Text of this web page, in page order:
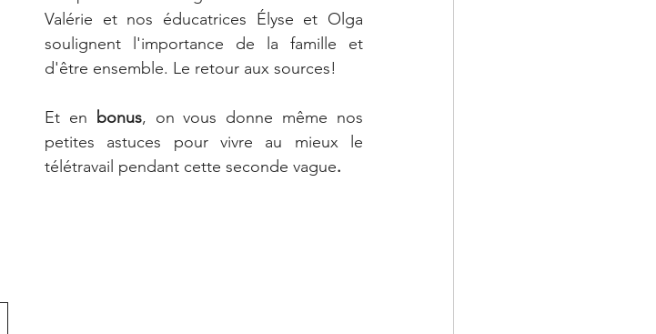
Valérie et nos éducatrices Élyse et Olga
soulignent l'importance de la famille et
d'être ensemble. Le retour aux sources!
Et en bonus, on vous donne même nos
petites astuces pour vivre au mieux le
télétravail pendant cette seconde vague.